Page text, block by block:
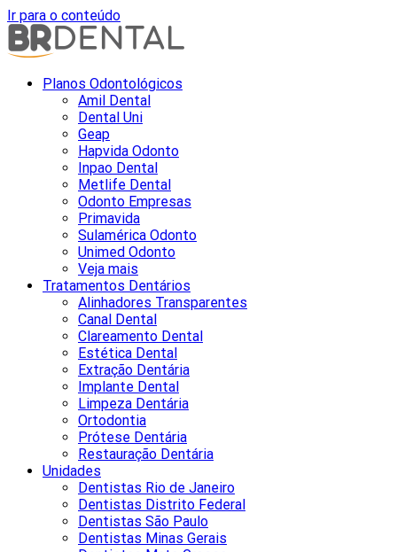
Ir para o conteúdo
Planos Odontológicos
Amil Dental
Dental Uni
Geap
Hapvida Odonto
Inpao Dental
Metlife Dental
Odonto Empresas
Primavida
Sulamérica Odonto
Unimed Odonto
Veja mais
Tratamentos Dentários
Alinhadores Transparentes
Canal Dental
Clareamento Dental
Estética Dental
Extração Dentária
Implante Dental
Limpeza Dentária
Ortodontia
Prótese Dentária
Restauração Dentária
Unidades
Dentistas Rio de Janeiro
Dentistas Distrito Federal
Dentistas São Paulo
Dentistas Minas Gerais